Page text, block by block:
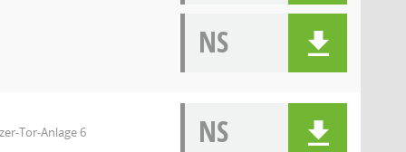
NS
Tor-Anlage 6
NS